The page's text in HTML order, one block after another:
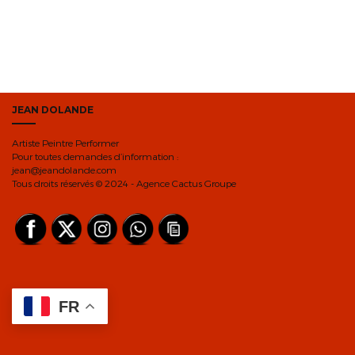
JEAN DOLANDE
Artiste Peintre Performer
Pour toutes demandes d’information :
jean@jeandolande.com
Tous droits réservés © 2024 - Agence Cactus Groupe
FR